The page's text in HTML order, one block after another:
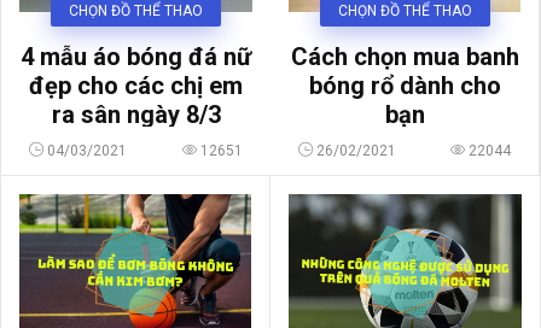
CHỌN ĐỒ THỂ THAO
4 mẫu áo bóng đá nữ
đẹp cho các chị em
ra sân ngày 8/3
04/03/2021 12651
CHỌN ĐỒ THỂ THAO
Cách chọn mua banh
bóng rổ dành cho
bạn
26/02/2021 22044